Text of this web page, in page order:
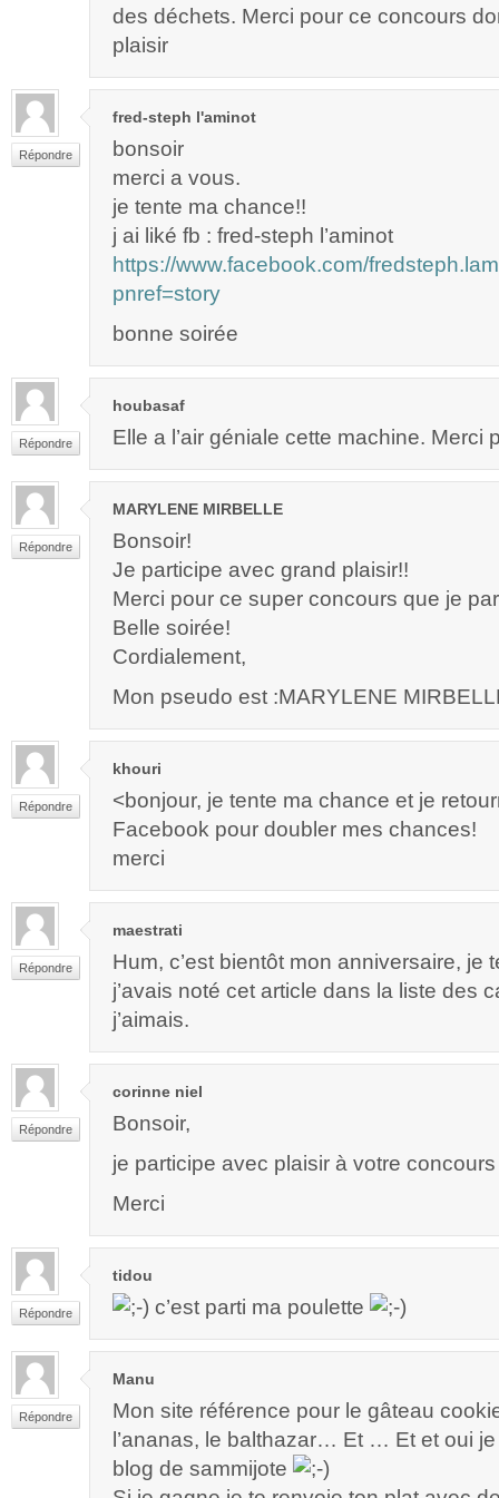
des déchets. Merci pour ce concours
plaisir
Répondre
fred-steph l'aminot
bonsoir
merci a vous.
je tente ma chance!!
j ai liké fb : fred-steph l’aminot
https://www.facebook.com/
pnref=story
bonne soirée
Répondre
houbasaf
Elle a l’air géniale cette machine. Merci
Répondre
MARYLENE MIRBELLE
Bonsoir!
Je participe avec grand plaisir!!
Merci pour ce super concours que je
Belle soirée!
Cordialement,
Mon pseudo est :MARYLENE
Répondre
khouri
<bonjour, je tente ma chance et je
Facebook pour doubler mes chances!
merci
Répondre
maestrati
Hum, c’est bientôt mon anniversaire, je
j’avais noté cet article dans la liste des
j’aimais.
Répondre
corinne niel
Bonsoir,
je participe avec plaisir à votre concours
Merci
Répondre
tidou
c’est parti ma poulette
Répondre
Manu
Mon site référence pour le gâteau
l’ananas, le balthazar… Et … Et et oui
blog de sammijote